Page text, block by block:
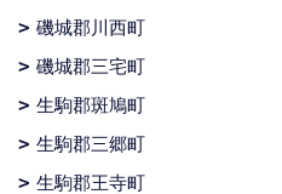
磯城郡川西町
磯城郡三宅町
生駒郡斑鳩町
生駒郡三郷町
生駒郡王寺町